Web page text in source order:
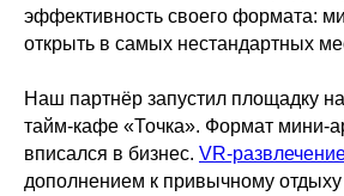
эффективность своего формата:
открыть в самых нестандартных
Наш партнёр запустил площадку
тайм-кафе «Точка». Формат мини-
вписался в бизнес. VR-
дополнением к привычному отдыху